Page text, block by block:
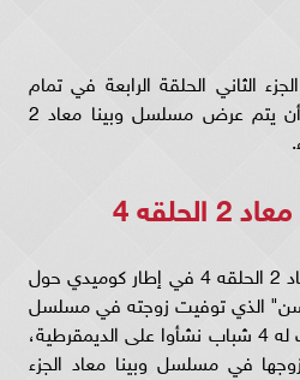
الثاني الحلقة الرابعة في تمام
الساعة الثامنة مساءً، على أن يتم عرض مسلسل وبينا معاد 2
4
تدور قصة مسلسل وبينا معاد 2 الحلقه 4 في إطار كوميدي حول
الذي توفيت زوجته في مسلسل
وبينا معاد 2 الحلقه 4 وتركت له 4 شباب نشأوا على الديمقرطية،
في مسلسل وبينا معاد الجزء